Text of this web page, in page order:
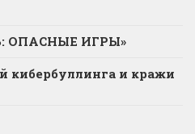
ОПАСНЫЕ ИГРЫ»
кибербуллинга и кражи